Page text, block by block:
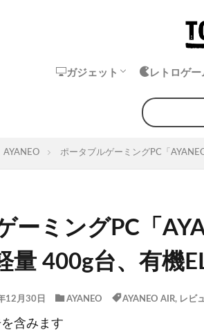
ガジェット
オーディオ・イヤホン
レトロゲー
エミュレータ
中華ゲーム機
ゲームボーイ
ゲームギア
ワンダース
ネオジオポ
AYANEO ポータブルゲーミングPC「
ーミングPC「
量 400g台、有機
12月30日 AYANEO AYANEO AIR, レビ
含みます